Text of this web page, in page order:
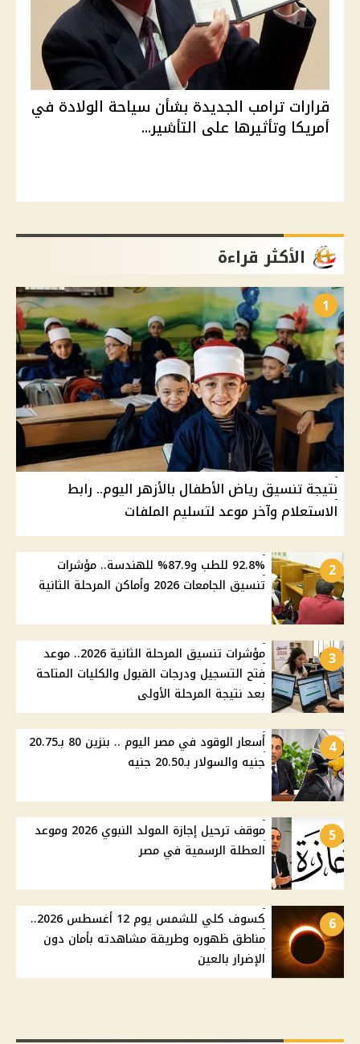
قرارات ترامب الجديدة بشأن سياحة الولادة في
أمريكا وتأثيرها على التأشير...
الأكثر قراءة
1
نتيجة تنسيق رياض الأطفال بالأزهر اليوم.. رابط
الاستعلام وآخر موعد لتسليم الملفات
2
92.8% للطب و87.9% للهندسة.. مؤشرات
تنسيق الجامعات 2026 وأماكن المرحلة الثانية
3
مؤشرات تنسيق المرحلة الثانية 2026.. موعد
فتح التسجيل ودرجات القبول والكليات المتاحة
بعد نتيجة المرحلة الأولى
4
أسعار الوقود في مصر اليوم .. بنزين 80 بـ20.75
جنيه والسولار بـ20.50 جنيه
5
موقف ترحيل إجازة المولد النبوي 2026 وموعد
العطلة الرسمية في مصر
6
كسوف كلي للشمس يوم 12 أغسطس 2026..
مناطق ظهوره وطريقة مشاهدته بأمان دون
الإضرار بالعين